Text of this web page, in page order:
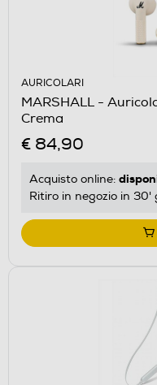
AURICOLARI
MARSHALL -
Crema
€ 84,90
Acquisto online:
Ritiro in negozio in 30'